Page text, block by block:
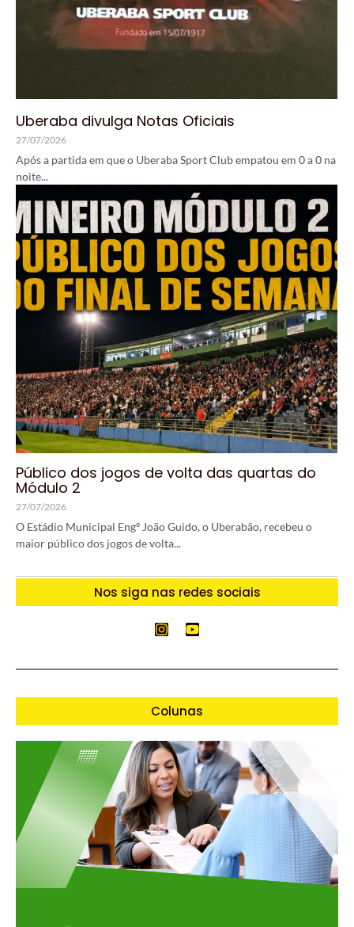
Uberaba divulga Notas Oficiais
27/07/2026
Após a partida em que o Uberaba Sport Club empatou em 0 a 0 na
noite...
Público dos jogos de volta das quartas do
Módulo 2
27/07/2026
O Estádio Municipal Engº João Guido, o Uberabão, recebeu o
maior público dos jogos de volta...
Nos siga nas redes sociais
Colunas